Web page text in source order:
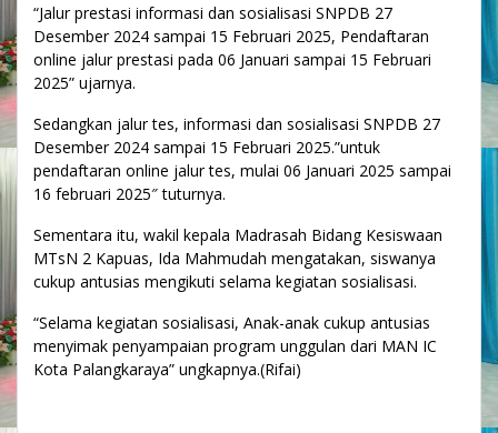
“Jalur prestasi informasi dan sosialisasi SNPDB 27
Desember 2024 sampai 15 Februari 2025, Pendaftaran
online jalur prestasi pada 06 Januari sampai 15 Februari
2025” ujarnya.
Sedangkan jalur tes, informasi dan sosialisasi SNPDB 27
Desember 2024 sampai 15 Februari 2025.”untuk
pendaftaran online jalur tes, mulai 06 Januari 2025 sampai
16 februari 2025″ tuturnya.
Sementara itu, wakil kepala Madrasah Bidang Kesiswaan
MTsN 2 Kapuas, Ida Mahmudah mengatakan, siswanya
cukup antusias mengikuti selama kegiatan sosialisasi.
“Selama kegiatan sosialisasi, Anak-anak cukup antusias
menyimak penyampaian program unggulan dari MAN IC
Kota Palangkaraya” ungkapnya.(Rifai)